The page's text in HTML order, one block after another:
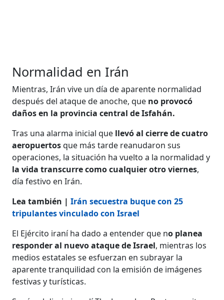
Normalidad en Irán
Mientras, Irán vive un día de aparente normalidad
después del ataque de anoche, que no provocó
daños en la provincia central de Isfahán.
Tras una alarma inicial que llevó al cierre de cuatro
aeropuertosque más tarde reanudaron sus
operaciones, la situación ha vuelto a la normalidad y
la vida transcurre como cualquier otro viernes,
día festivo en Irán.
Lea también |Irán secuestra buque con 25
tripulantes vinculado con Israel
El Ejército iraní ha dado a entender que no planea
responder al nuevo ataque de Israel, mientras los
medios estatales se esfuerzan en subrayar la
aparente tranquilidad con la emisión de imágenes
festivas y turísticas.